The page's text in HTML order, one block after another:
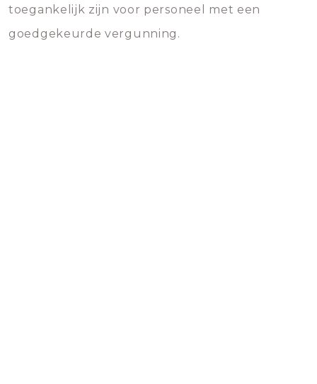
toegankelijk zijn voor personeel met een
goedgekeurde vergunning.